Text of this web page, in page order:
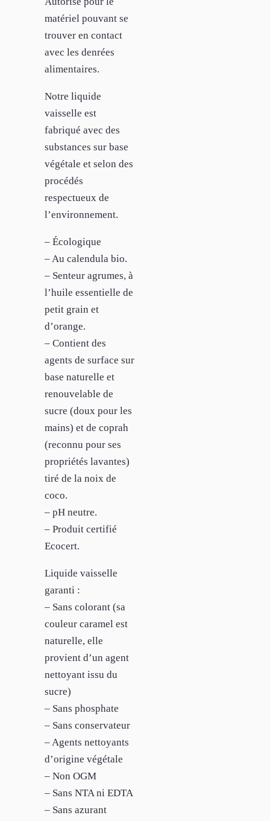
matériel pouvant se
trouver en contact
avec les denrées
alimentaires.
Notre liquide
vaisselle est
fabriqué avec des
substances sur base
végétale et selon des
procédés
respectueux de
l’environnement.
– Écologique
– Au calendula bio.
– Senteur agrumes, à
l’huile essentielle de
petit grain et
d’orange.
– Contient des
agents de surface sur
base naturelle et
renouvelable de
sucre (doux pour les
mains) et de coprah
(reconnu pour ses
propriétés lavantes)
tiré de la noix de
coco.
– pH neutre.
– Produit certifié
Ecocert.
Liquide vaisselle
garanti :
– Sans colorant (sa
couleur caramel est
naturelle, elle
provient d’un agent
nettoyant issu du
sucre)
– Sans phosphate
– Sans conservateur
– Agents nettoyants
d’origine végétale
– Non OGM
– Sans NTA ni EDTA
– Sans azurant